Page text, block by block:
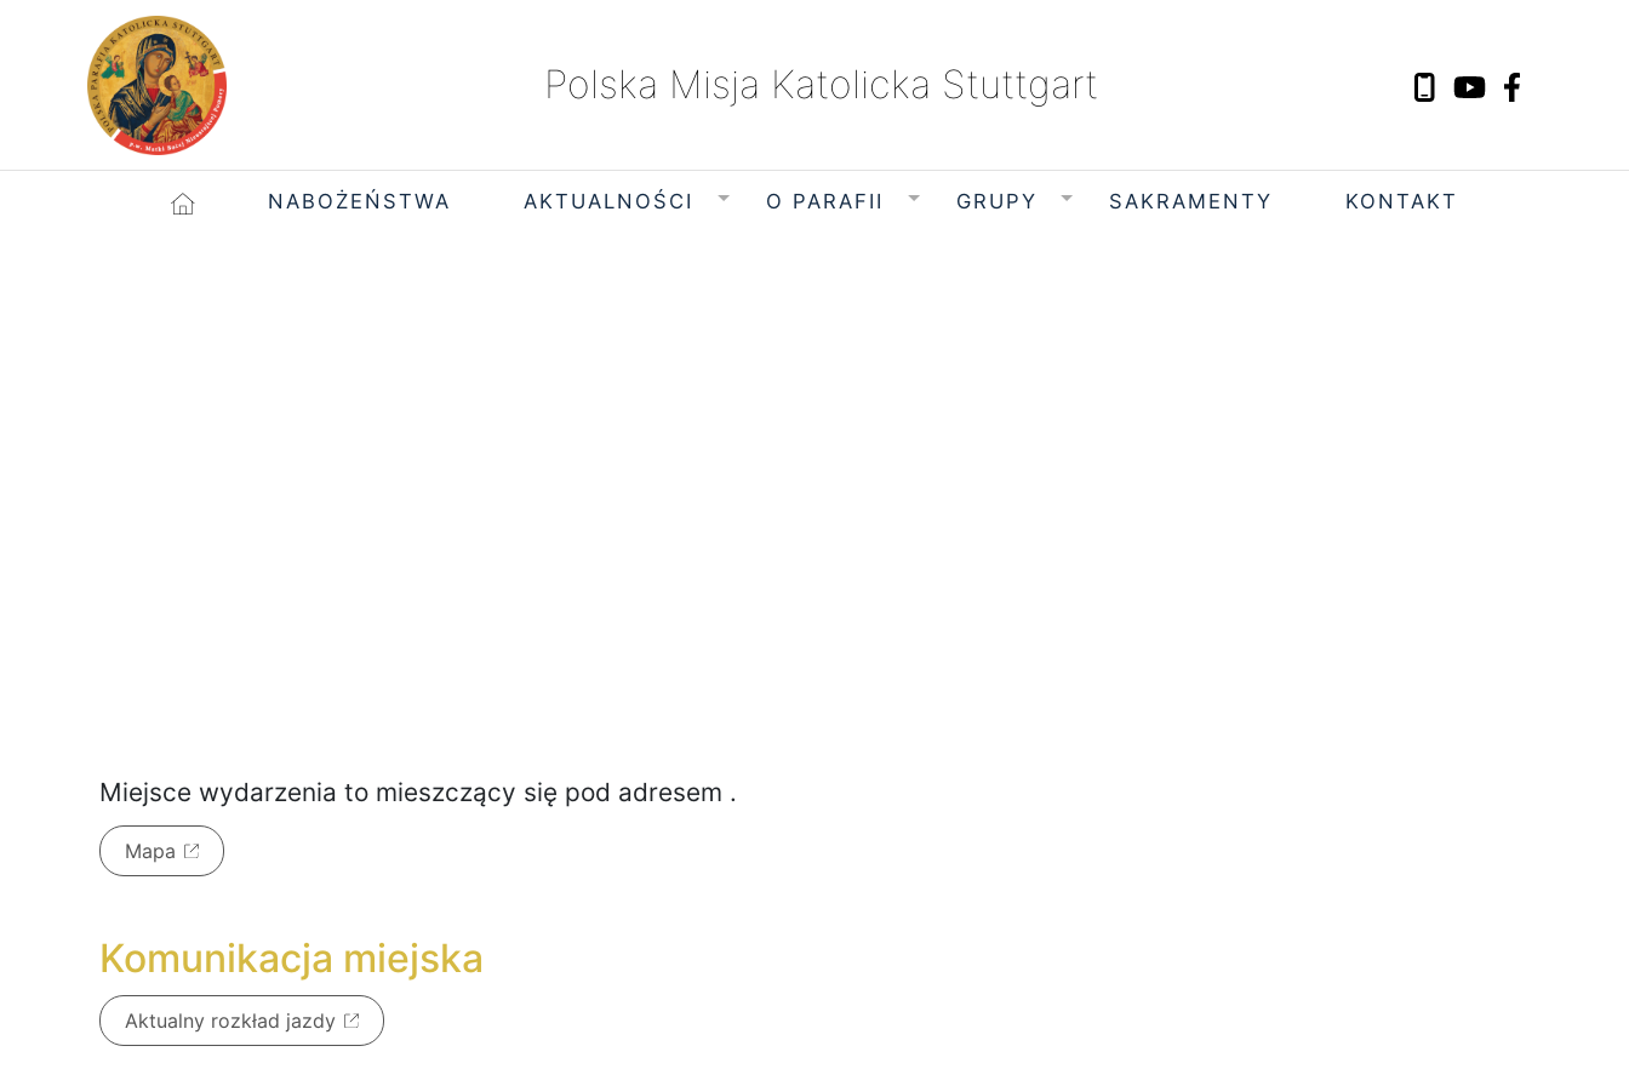
Polska Misja Katolicka Stuttgart
NABOŻEŃSTWA AKTUALNOŚCI O PARAFII GRUPY SAKRAMENTY KONTAKT
Miejsce wydarzenia to mieszczący się pod adresem .
Mapa
Komunikacja miejska
Aktualny rozkład jazdy